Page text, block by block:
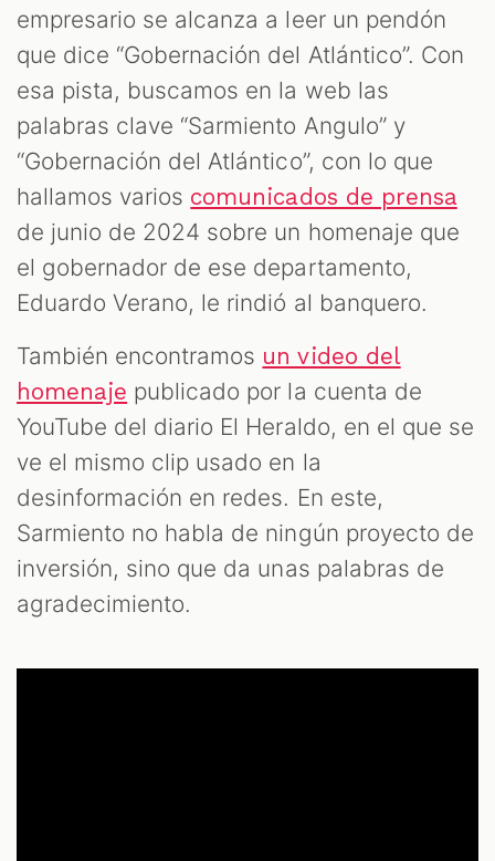
empresario se alcanza a leer un pendón
que dice “Gobernación del Atlántico”. Con
esa pista, buscamos en la web las
palabras clave “Sarmiento Angulo” y
“Gobernación del Atlántico”, con lo que
hallamos varios comunicados de prensa
de junio de 2024 sobre un homenaje que
el gobernador de ese departamento,
Eduardo Verano, le rindió al banquero.
También encontramos un video del
homenaje publicado por la cuenta de
YouTube del diario El Heraldo, en el que se
ve el mismo clip usado en la
desinformación en redes. En este,
Sarmiento no habla de ningún proyecto de
inversión, sino que da unas palabras de
agradecimiento.